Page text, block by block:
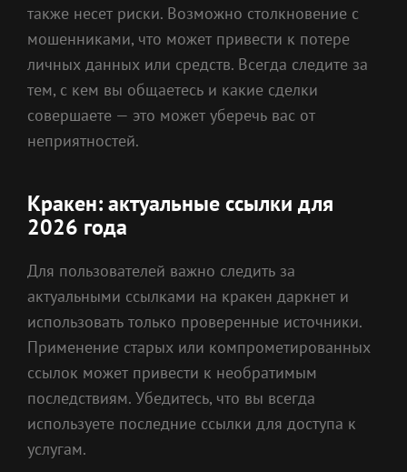
также несет риски. Возможно столкновение с
мошенниками, что может привести к потере
личных данных или средств. Всегда следите за
тем, с кем вы общаетесь и какие сделки
совершаете — это может уберечь вас от
неприятностей.
Кракен: актуальные ссылки для
2026 года
Для пользователей важно следить за
актуальными ссылками на кракен даркнет и
использовать только проверенные источники.
Применение старых или компрометированных
ссылок может привести к необратимым
последствиям. Убедитесь, что вы всегда
используете последние ссылки для доступа к
услугам.